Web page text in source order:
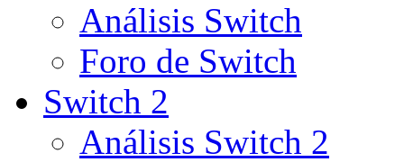
Análisis Switch
Foro de Switch
Switch 2
Análisis Switch 2